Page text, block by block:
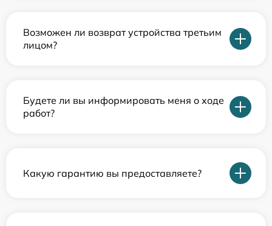
Возможен ли возврат устройства третьим
лицом?
Будете ли вы информировать меня о ходе
работ?
Какую гарантию вы предоставляете?